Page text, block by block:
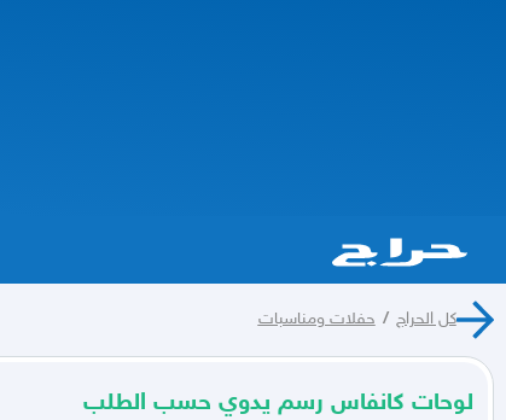
كل الحراج / حفلات ومناسبات
لوحات كانفاس رسم يدوي حسب الطلب